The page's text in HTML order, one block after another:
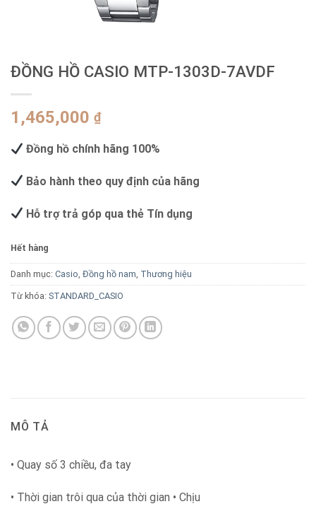
ĐỒNG HỒ CASIO MTP-1303D-7AVDF
1,465,000 ₫
Đồng hồ chính hãng 100%
Bảo hành theo quy định của hãng
Hỗ trợ trả góp qua thẻ Tín dụng
Hết hàng
Danh mục: Casio, Đồng hồ nam, Thương hiệu
Từ khóa: STANDARD_CASIO
MÔ TẢ
• Quay số 3 chiều, đa tay
• Thời gian trôi qua của thời gian • Chịu